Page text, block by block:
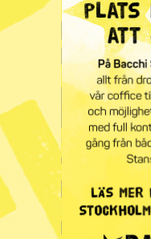
Energi Serie